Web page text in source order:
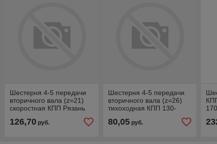
Шестерня 4-5 передачи
вторичного вала (z=21)
скоростная КПП Рязань
126,70 руб.
Шестерня 4-5 передачи
вторичного вала (z=26)
тихоходная КПП 130-
80,05руб.